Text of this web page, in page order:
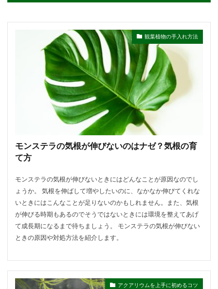
観葉植物の手入れ方法
モンステラの気根が伸びないのはナゼ？気根の育
て方
モンステラの気根が伸びないときにはどんなことが原因なのでし
ょうか。 気根を伸ばして増やしたいのに、なかなか伸びてくれな
いときにはこんなことが足りないのかもしれません。また、気根
が伸びる時期もあるのでそうではないときには環境を整えてあげ
て成長期になるまで待ちましょう。 モンステラの気根が伸びない
ときの原因や対処方法を紹介します。
アクアリウムを上手に初めるコツ
幸福の木 庭 恋愛
感謝
手入れ方法
時期 手順 挿し木
掃除
支柱の立て方 新芽
方法
方法・手順
日光 準備するもの
玉ねぎ
害虫策
追肥 落とし方 葉
葉が茶色
葉挿し 薬剤 虫
観葉植物
造花 茄子 道具
金鯱 鉢
風水
種
種まき 種類
種類や特徴
穴がない
花柄摘み 米
繁殖
置き場所
肥料 育て方
育て植え方
花
花を咲かすコツ 花壇
花束
グッズ
コツ コンシンネ
サボテン
サンスベリア
サンスベリアスタッキー